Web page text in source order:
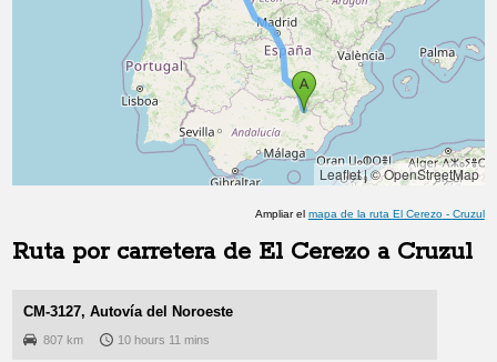
Leaflet|© OpenStreetMap
Ampliar el mapa de la ruta El Cerezo- Cruzul
Ruta por carretera de El Cerezo a Cruzul
CM-3127, Autovía del Noroeste
807 km 10 hours 11 mins